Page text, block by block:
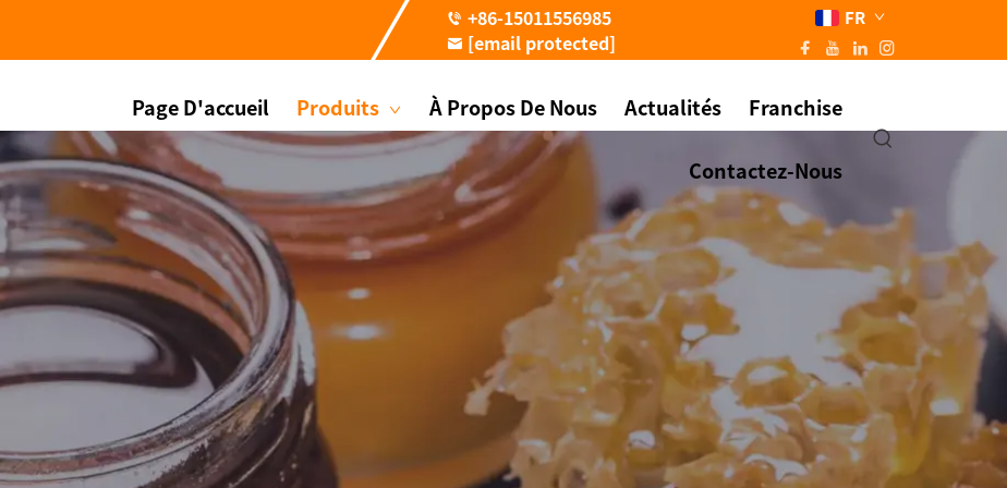
+86-15011556985
[email protected]
FR
Page D'accueil Produits À Propos De Nous Actualités Franchise
Contactez-Nous